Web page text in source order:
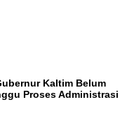
Kaltim Belum
Proses Administrasi